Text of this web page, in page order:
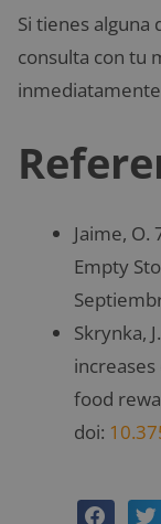
Si tienes alguna
consulta con tu
Jaime, O.
Empty
Skrynka,
food
doi: